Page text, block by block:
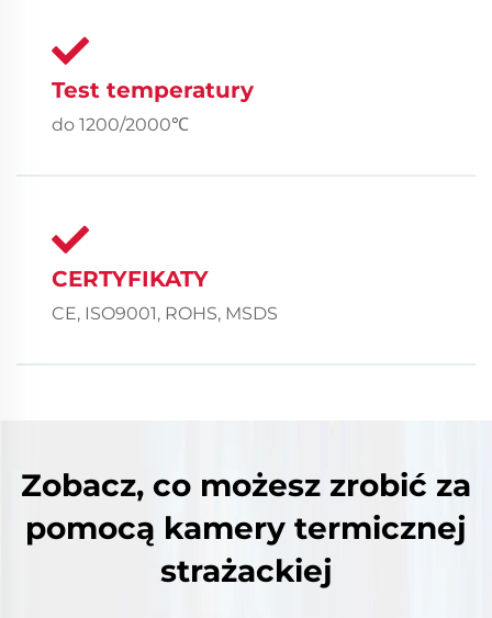
Test temperatury
do 1200/2000℃
CERTYFIKATY
CE, ISO9001, ROHS, MSDS
Zobacz, co możesz zrobić za
pomocą kamery termicznej
strażackiej